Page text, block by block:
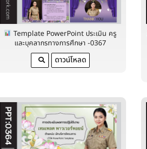
Template PowerPoint ประเมิน ครู
และบุคลากรทางการศึกษา -0367
ดาวน์โหลด